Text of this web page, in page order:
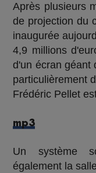
Après plusieurs
de projection du
inaugurée
4,9 millions
d'un écran géant
particulièrement
Frédéric Pellet
mp3
Un système
également la